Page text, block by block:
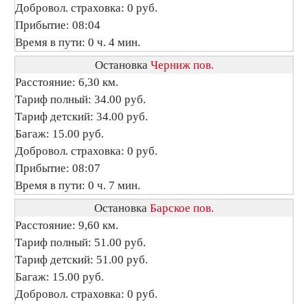
Добровол. страховка: 0 руб.
Прибытие: 08:04
Время в пути: 0 ч. 4 мин.
Остановка Черниж пов.
Расстояние: 6,30 км.
Тариф полный: 34.00 руб.
Тариф детский: 34.00 руб.
Багаж: 15.00 руб.
Добровол. страховка: 0 руб.
Прибытие: 08:07
Время в пути: 0 ч. 7 мин.
Остановка Барское пов.
Расстояние: 9,60 км.
Тариф полный: 51.00 руб.
Тариф детский: 51.00 руб.
Багаж: 15.00 руб.
Добровол. страховка: 0 руб.